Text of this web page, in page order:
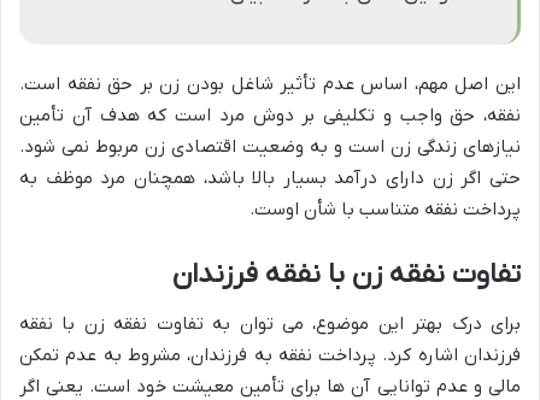
این اصل مهم، اساس عدم تأثیر شاغل بودن زن بر حق نفقه است.
نفقه، حق واجب و تکلیفی بر دوش مرد است که هدف آن تأمین
نیازهای زندگی زن است و به وضعیت اقتصادی زن مربوط نمی شود.
حتی اگر زن دارای درآمد بسیار بالا باشد، همچنان مرد موظف به
پرداخت نفقه متناسب با شأن اوست.
تفاوت نفقه زن با نفقه فرزندان
برای درک بهتر این موضوع، می توان به تفاوت نفقه زن با نفقه
فرزندان اشاره کرد. پرداخت نفقه به فرزندان، مشروط به عدم تمکن
مالی و عدم توانایی آن ها برای تأمین معیشت خود است. یعنی اگر